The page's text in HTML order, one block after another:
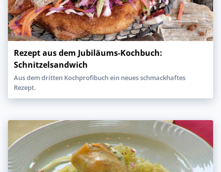
Rezept aus dem Jubiläums-Kochbuch:
Schnitzelsandwich
Aus dem dritten Kochprofibuch ein neues schmackhaftes
Rezept.